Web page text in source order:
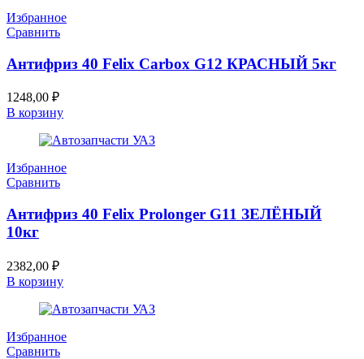
Избранное
Сравнить
Антифриз 40 Felix Carbox G12 КРАСНЫЙ 5кг
1248,00 ₽
В корзину
Избранное
Сравнить
Антифриз 40 Felix Prolonger G11 ЗЕЛЁНЫЙ
10кг
2382,00 ₽
В корзину
Избранное
Сравнить